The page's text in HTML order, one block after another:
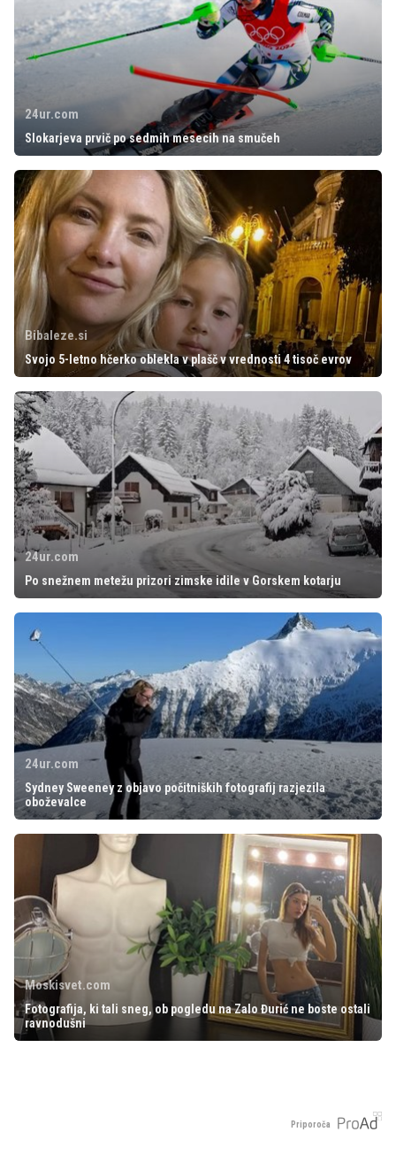
24ur.com
Slokarjeva prvič po sedmih mesecih na smučeh
Bibaleze.si
Svojo 5-letno hčerko oblekla v plašč v vrednosti 4 tisoč evrov
24ur.com
Po snežnem metežu prizori zimske idile v Gorskem kotarju
24ur.com
Sydney Sweeney z objavo počitniških fotografij razjezila
oboževalce
Moskisvet.com
Fotografija, ki tali sneg, ob pogledu na Zalo Đurić ne boste ostali
ravnodušni
Priporoča